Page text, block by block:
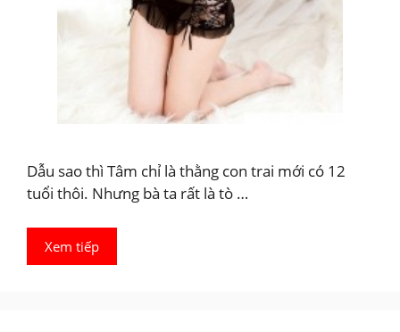
Dẫu sao thì Tâm chỉ là thằng con trai mới có 12
tuổi thôi. Nhưng bà ta rất là tò …
Xem tiếp